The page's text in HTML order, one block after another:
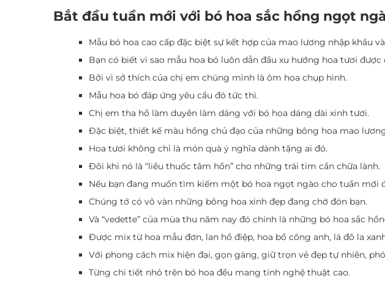
Bắt đầu tuần mới với bó hoa sắc hồng ngọt
Mẫu bó hoa cao cấp đặc biệt sự kết hợp của mao lương nhập khẩu
Bạn có biết vì sao mẫu hoa bó luôn dẫn đầu xu hướng hoa tươi
Bởi vì sở thích của chị em chúng mình là ôm hoa chụp hình.
Mẫu hoa bó đáp ứng yêu cầu đó tức thì.
Chị em tha hồ làm duyên làm dáng với bó hoa dáng dài xinh tươi.
Đặc biệt, thiết kế màu hồng chủ đạo của những bông hoa mao
Hoa tươi không chỉ là món quà ý nghĩa dành tặng ai đó.
Đôi khi nó là “liều thuốc tâm hồn” cho những trái tim cần chữa lành.
Nếu bạn đang muốn tìm kiếm một bó hoa ngọt ngào cho tuần mới
Chúng tớ có vô vàn những bông hoa xinh đẹp đang chờ đón bạn.
Và “vedette” của mùa thu năm nay đó chính là những bó hoa sắc
Được mix từ hoa mẫu đơn, lan hồ điệp, hoa bồ công anh, lá đô la
Với phong cách mix hiện đại, gọn gàng, giữ trọn vẻ đẹp tự nhiên,
Từng chi tiết nhỏ trên bó hoa đều mang tính nghệ thuật cao.